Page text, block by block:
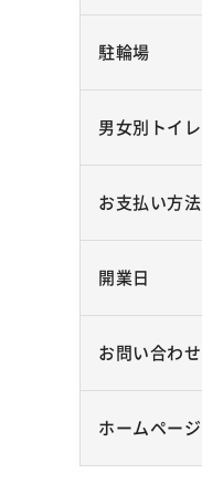
駐輪場
男女別トイレ
お支払い方法
開業日
お問い合わせ
ホームページ